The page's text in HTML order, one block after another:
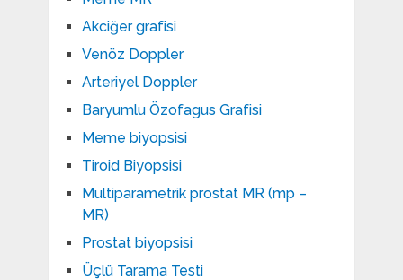
Akciğer grafisi
Venöz Doppler
Arteriyel Doppler
Baryumlu Özofagus Grafisi
Meme biyopsisi
Tiroid Biyopsisi
Multiparametrik prostat MR (mp –
MR)
Prostat biyopsisi
Üçlü Tarama Testi